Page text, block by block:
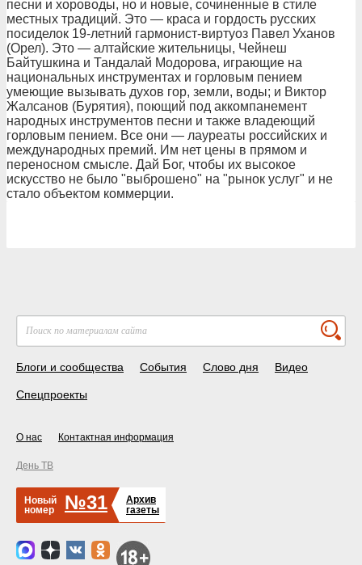
песни и хороводы, но и новые, сочиненные в стиле
местных традиций. Это — краса и гордость русских
посиделок 19-летний гармонист-виртуоз Павел Уханов
(Орел). Это — алтайские жительницы, Чейнеш
Байтушкина и Тандалай Модорова, играющие на
национальных инструментах и горловым пением
умеющие вызывать духов гор, земли, воды; и Виктор
Жалсанов (Бурятия), поющий под аккомпанемент
народных инструментов песни и также владеющий
горловым пением. Все они — лауреаты российских и
международных премий. Им нет цены в прямом и
переносном смысле. Дай Бог, чтобы их высокое
искусство не было "выброшено" на "рынок услуг" и не
стало объектом коммерции.
Блоги и сообщества События Слово дня Видео
Спецпроекты
О нас Контактная информация
День ТВ
Новый
номер
№31
Архив
газеты